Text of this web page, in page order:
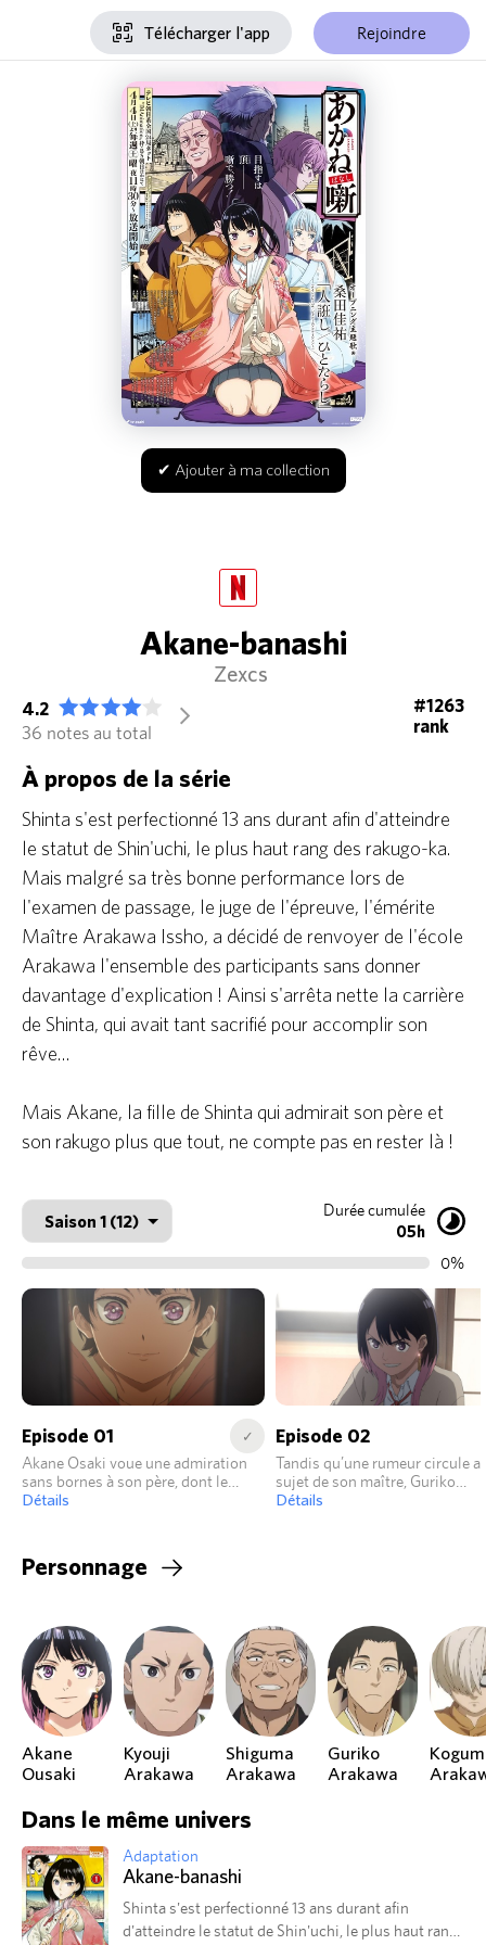
Télécharger l'app Rejoindre
✔ Ajouter à ma collection
Akane-banashi
Zexcs
4.2
36 notes au total
arrow_forward_ios
#1263
rank
À propos de la série
Shinta s'est perfectionné 13 ans durant afin d'atteindre
le statut de Shin'uchi, le plus haut rang des rakugo-ka.
Mais malgré sa très bonne performance lors de
l'examen de passage, le juge de l'épreuve, l'émérite
Maître Arakawa Issho, a décidé de renvoyer de l'école
Arakawa l'ensemble des participants sans donner
davantage d'explication ! Ainsi s'arrêta nette la carrière
de Shinta, qui avait tant sacrifié pour accomplir son
rêve…
Mais Akane, la fille de Shinta qui admirait son père et
son rakugo plus que tout, ne compte pas en rester là !
Durée cumulée
05h
0%
Episode 01 ✓
Akane Osaki voue une admiration
sans bornes à son père, dont le
rakugo la captive depuis son plus
dans sa carrière, celui-ci se présente
à l’examen de shin’uchi.
comme prévu…
Détails
Episode 02
Tandis qu’une rumeur circule
sujet de son maître, Guriko
Arakawa, récemment devenue
inattendue de se produire sur
vient bouleverser l’ordre établi
Détails
Personnage
Akane
Ousaki
Kyouji
Arakawa
Shiguma
Arakawa
Guriko
Arakawa
Dans le même univers
Adaptation
Akane-banashi
Shinta s'est perfectionné 13 ans durant afin
d'atteindre le statut de Shin'uchi, le plus haut rang